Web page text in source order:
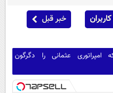
خبر قبل
امپراتوری عثمانی را دگرگون